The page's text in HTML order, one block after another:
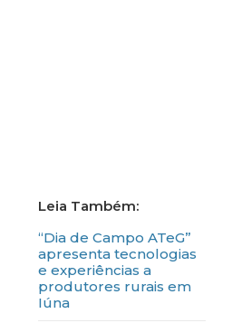
“Dia de Campo ATeG”
apresenta tecnologias
e experiências a
produtores rurais em
Iúna